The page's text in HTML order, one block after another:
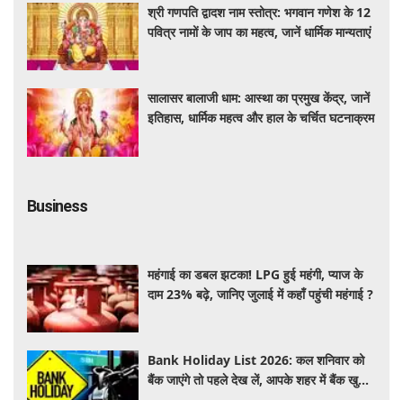
श्री गणपति द्वादश नाम स्तोत्र: भगवान गणेश के 12
पवित्र नामों के जाप का महत्व, जानें धार्मिक मान्यताएं
सालासर बालाजी धाम: आस्था का प्रमुख केंद्र, जानें
इतिहास, धार्मिक महत्व और हाल के चर्चित घटनाक्रम
Business
महंगाई का डबल झटका! LPG हुई महंगी, प्याज के
दाम 23% बढ़े, जानिए जुलाई में कहाँ पहुंची महंगाई ?
Bank Holiday List 2026: कल शनिवार को
बैंक जाएंगे तो पहले देख लें, आपके शहर में बैंक खुले